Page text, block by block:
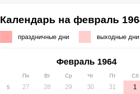
Календарь на февраль
праздничные дни выходные дни
Февраль 1964
Пн Вт Ср Чт Пт Сб
5
27 28 29 30 31 1